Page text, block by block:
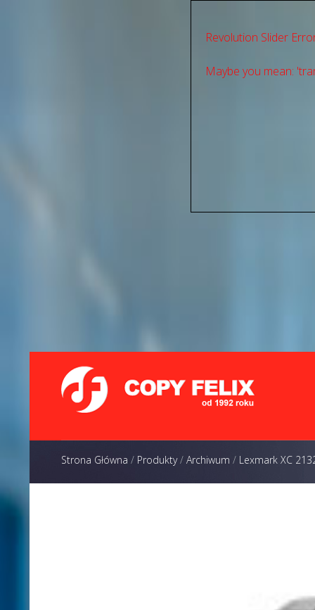
Revolution Slider
Maybe you mean:
Strona Główna / Produkty/ Archiwum / Lexmark XC